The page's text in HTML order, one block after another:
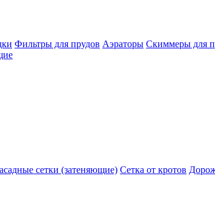
Фильтры для прудов Аэраторы Скиммеры для
сетки (затеняющие) Сетка от кротов